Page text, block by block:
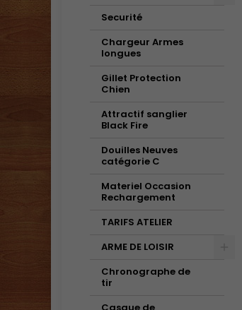
Securité
Chargeur Armes
longues
Gillet Protection
Chien
Attractif sanglier
Black Fire
Douilles Neuves
catégorie C
Materiel Occasion
Rechargement
TARIFS ATELIER
ARME DE LOISIR
Chronographe de
tir